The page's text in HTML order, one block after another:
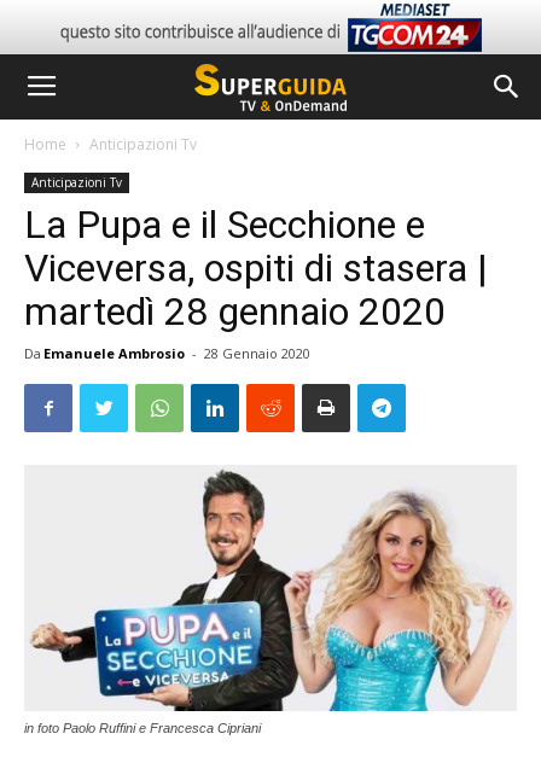
Home Anticipazioni Tv
Anticipazioni Tv
La Pupa e il Secchione e
Viceversa, ospiti di stasera |
martedì 28 gennaio 2020
Da Emanuele Ambrosio - 28 Gennaio 2020
in foto Paolo Ruffini e Francesca Cipriani